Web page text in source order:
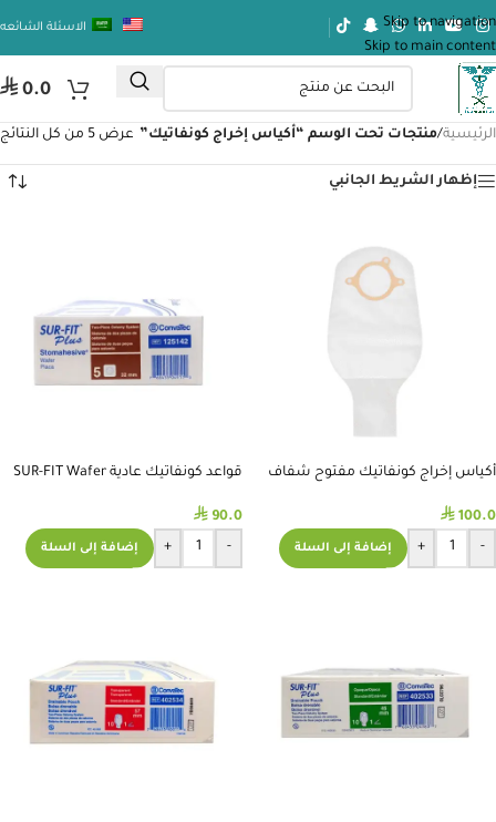
Skip to navigation
Skip to main content
الاسئلة الشائعه
⃁ 0.0
الرئيسية/منتجات تحت الوسم “أكياس إخراج كونفاتيك” عرض ⁦5⁩ من كل النتائج
إظهار الشريط الجانبي
أكياس إخراج كونفاتيك مفتوح شفاف
⃁ 100.0
-
+ إضافة إلى السلة
قواعد كونفاتيك عادية SUR-FIT Wafer
⃁ 90.0
-
+ إضافة إلى السلة